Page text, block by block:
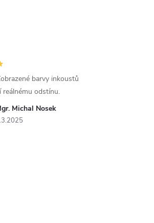
Michal Nosek
barvy inkoustů
reálnému odstínu.